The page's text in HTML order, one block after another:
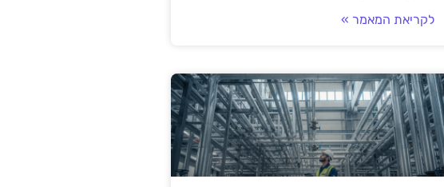
לקריאת המאמר »